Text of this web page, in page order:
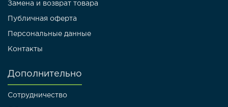
Замена и возврат товара
Публичная оферта
Персональные данные
Контакты
Дополнительно
Сотрудничество